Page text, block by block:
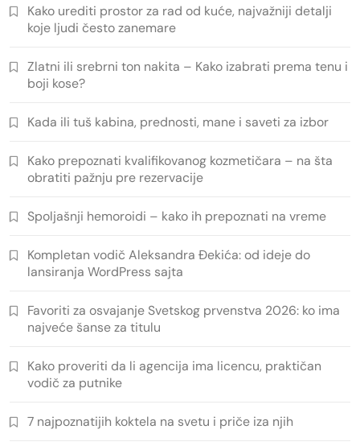
Kako urediti prostor za rad od kuće, najvažniji detalji
koje ljudi često zanemare
Zlatni ili srebrni ton nakita – Kako izabrati prema tenu i
boji kose?
Kada ili tuš kabina, prednosti, mane i saveti za izbor
Kako prepoznati kvalifikovanog kozmetičara – na šta
obratiti pažnju pre rezervacije
Spoljašnji hemoroidi – kako ih prepoznati na vreme
Kompletan vodič Aleksandra Đekića: od ideje do
lansiranja WordPress sajta
Favoriti za osvajanje Svetskog prvenstva 2026: ko ima
najveće šanse za titulu
Kako proveriti da li agencija ima licencu, praktičan
vodič za putnike
7 najpoznatijih koktela na svetu i priče iza njih